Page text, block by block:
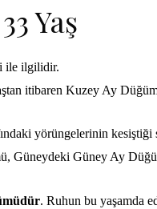
Yaş
ile ilgilidir.
itibaren Kuzey Ay
yörüngelerinin
Güneydeki Güney Ay
. Ruhun bu yaşamda